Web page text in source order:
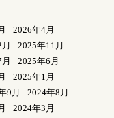
2026年4月
2025年11月
2025年6月
2025年1月
9月
2024年8月
2024年3月